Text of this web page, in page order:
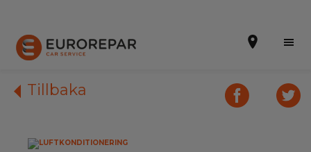
Boka ett besök
Tillbaka